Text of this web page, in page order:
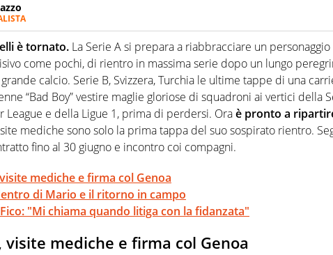
ci fosse modo di traslare il glossario del calcio in una nicchia di
parte. Non si perde una svista arbitrale né gli umori social del mondo
è tornato. La Serie A si prepara a riabbracciare un personaggio
come pochi, di rientro in massima serie dopo un lungo
calcio. Serie B, Svizzera, Turchia le ultime tappe di una
“Bad Boy” vestire maglie gloriose di squadroni ai vertici della
League e della Ligue 1, prima di perdersi. Oraè pronto a
mediche sono solo la prima tappa del suo sospirato rientro.
fino al 30 giugno e incontro coi compagni.
mediche e firma col Genoa
di Mario e il ritorno in campo
"Mi chiama quando litiga con la fidanzata"
visite mediche e firma col Genoa